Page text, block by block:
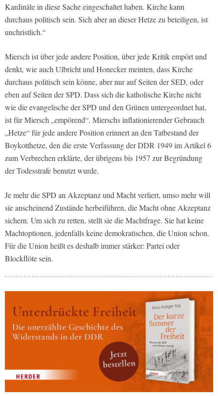
Kardinäle in diese Sache eingeschaltet haben. Kirche kann
durchaus politisch sein. Sich aber an dieser Hetze zu beteiligen, ist
unchristlich.“
Miersch ist über jede andere Position, über jede Kritik empört und
denkt, wie auch Ulbricht und Honecker meinten, dass Kirche
durchaus politisch sein könne, aber nur auf Seiten der SED, oder
eben auf Seiten der SPD. Dass sich die katholische Kirche nicht
wie die evangelische der SPD und den Grünen untergeordnet hat,
ist für Miersch „empörend“. Mierschs inflationierender Gebrauch
„Hetze“ für jede andere Position erinnert an den Tatbestand der
Boykotthetze, den die erste Verfassung der DDR 1949 im Artikel 6
zum Verbrechen erklärte, der übrigens bis 1957 zur Begründung
der Todesstrafe benutzt wurde.
Je mehr die SPD an Akzeptanz und Macht verliert, umso mehr will
sie anscheinend Zustände herbeiführen, die Macht ohne Akzeptanz
sichern. Um sich zu retten, stellt sie die Machtfrage. Sie hat keine
Machtoptionen, jedenfalls keine demokratischen, die Union schon.
Für die Union heißt es deshalb immer stärker: Partei oder
Blockflöte sein.